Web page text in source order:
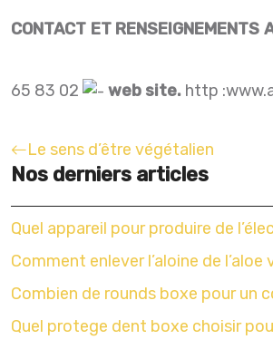
CONTACT ET RENSEIGNEMENTS
65 83 02 web site. http
Le sens d’être végétalien
Nos derniers articles
Quel appareil pour produire de
Comment enlever l’aloine de
Combien de rounds boxe pour un
Quel protege dent boxe choisir